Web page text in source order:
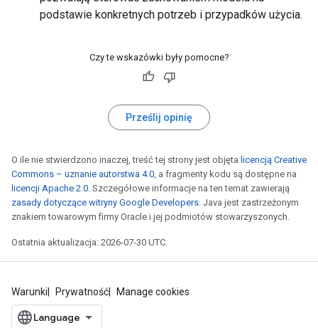
podstawie konkretnych potrzeb i przypadków użycia.
Czy te wskazówki były pomocne?
Prześlij opinię
O ile nie stwierdzono inaczej, treść tej strony jest objęta licencją Creative
Commons – uznanie autorstwa 4.0, a fragmenty kodu są dostępne na
licencji Apache 2.0. Szczegółowe informacje na ten temat zawierają
zasady dotyczące witryny Google Developers. Java jest zastrzeżonym
znakiem towarowym firmy Oracle i jej podmiotów stowarzyszonych.
Ostatnia aktualizacja: 2026-07-30 UTC.
Warunki Prywatność Manage cookies